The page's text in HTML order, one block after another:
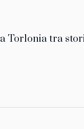
Torlonia tra